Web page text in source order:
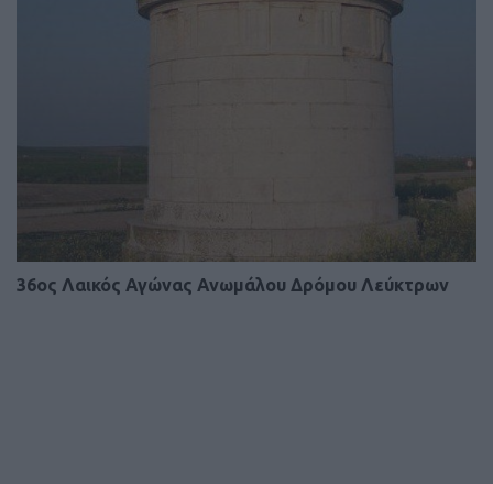
36ος Λαικός Αγώνας Ανωμάλου Δρόμου Λεύκτρων